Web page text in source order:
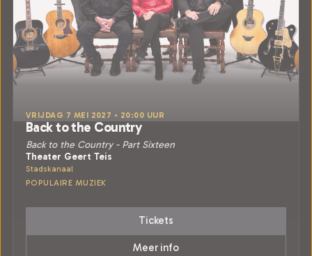
VRIJDAG 7 MEI 2027 • 20:00 UUR
Back to the Country
Back to the Country - Part Sixteen
Theater Geert Teis
Stadskanaal
POPULAIRE MUZIEK
Tickets
Meer info